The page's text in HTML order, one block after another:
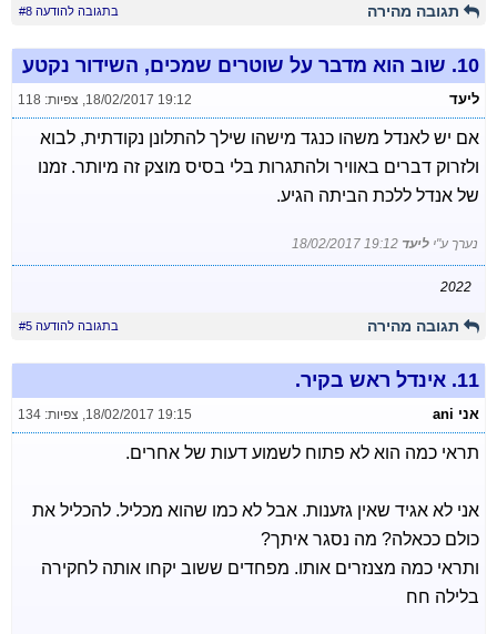
תגובה מהירה בתגובה להודעה #8
10. שוב הוא מדבר על שוטרים שמכים, השידור נקטע
ליעד 18/02/2017 19:12
, צפיות: 118
אם יש לאנדל משהו כנגד מישהו שילך להתלונן נקודתית, לבוא
ולזרוק דברים באוויר ולהתגרות בלי בסיס מוצק זה מיותר. זמנו
של אנדל ללכת הביתה הגיע.
נערך ע"י ליעד 18/02/2017 19:12
2022
תגובה מהירה בתגובה להודעה #5
11. אינדל ראש בקיר.
אני ani 18/02/2017 19:15
, צפיות: 134
תראי כמה הוא לא פתוח לשמוע דעות של אחרים.
אני לא אגיד שאין גזענות. אבל לא כמו שהוא מכליל. להכליל את
כולם ככאלה? מה נסגר איתך?
ותראי כמה מצנזרים אותו. מפחדים ששוב יקחו אותה לחקירה
בלילה חח